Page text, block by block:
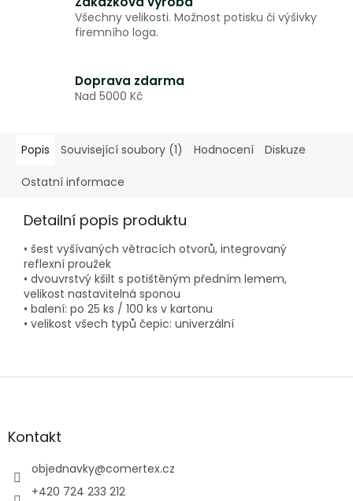
Všechny velikosti. Možnost potisku či výšivky
firemního loga.
Doprava zdarma
Nad 5000 Kč
Popis Související soubory (1) Hodnocení Diskuze
Ostatní informace
Detailní popis produktu
• šest vyšívaných větracích otvorů, integrovaný
reflexní proužek
• dvouvrstvý kšilt s potištěným předním lemem,
velikost nastavitelná sponou
• balení: po 25 ks / 100 ks v kartonu
• velikost všech typů čepic: univerzální
Z
aKontakt
objednavky@comertex.cz
+420 724 233 212